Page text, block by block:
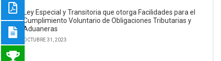
Ley Especial y Transitoria que otorga Facilidades para el
Cumplimiento Voluntario de Obligaciones Tributarias y
Aduaneras
OCTUBRE 31, 2023